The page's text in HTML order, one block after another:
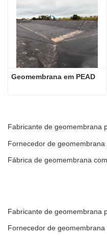
Geomembrana em PEAD
Fabricante de geomembrana
Fornecedor de